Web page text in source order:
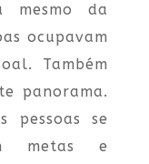
mesmo da
ocupavam
Também
panorama.
pessoas se
metas e